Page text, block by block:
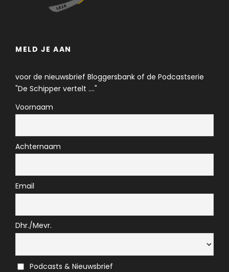
MELD JE AAN
voor de nieuwsbrief Bloggersbank of de Podcastserie
"De Schipper vertelt ...."
Voornaam
Achternaam
Email
Dhr./Mevr.
Podcasts & Nieuwsbrief